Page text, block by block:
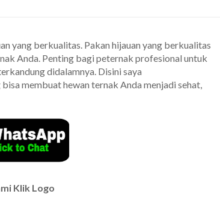
yang berkualitas. Pakan hijauan yang berkualitas
Anda. Penting bagi peternak profesional untuk
didalamnya. Disini saya
membuat hewan ternak Anda menjadi sehat,
Klik Logo